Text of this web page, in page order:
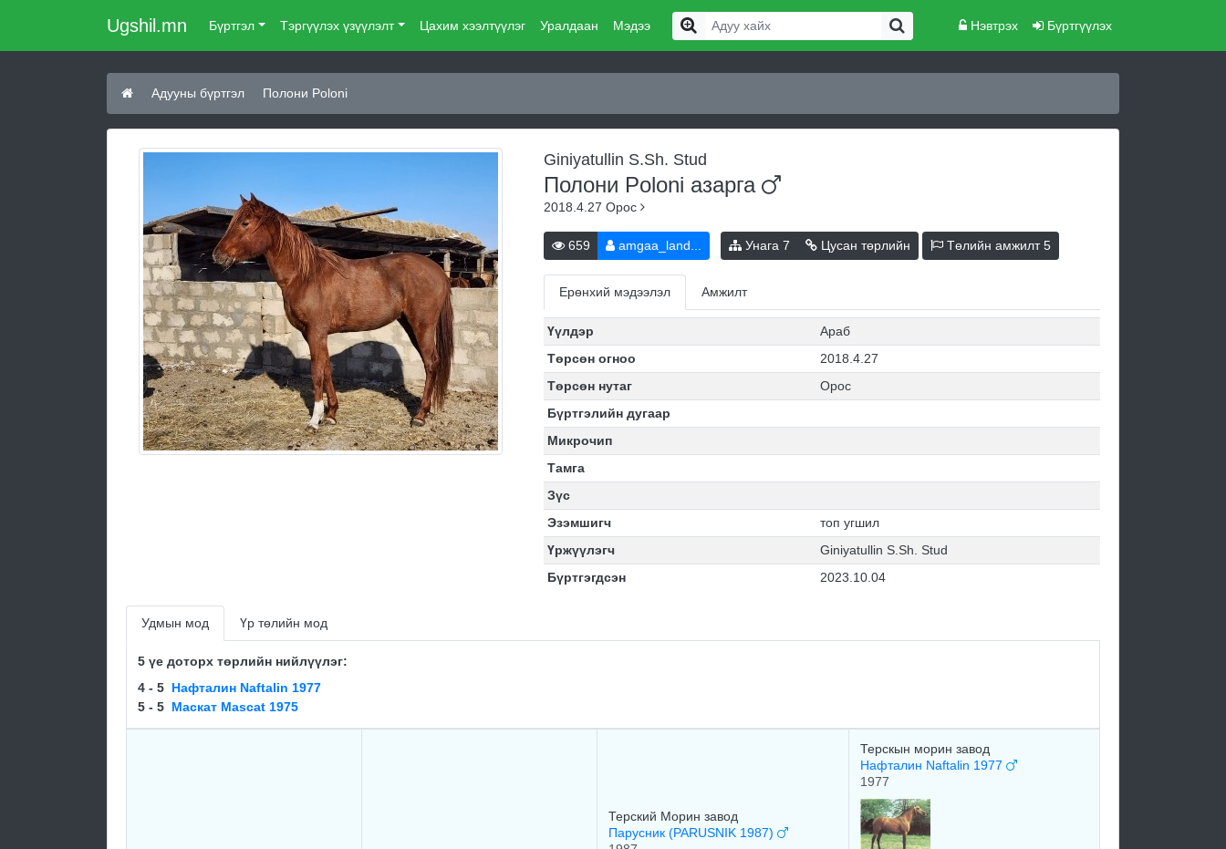
Ugshil.mn Бүртгэл Тэргүүлэх үзүүлэлт Цахим хээлтүүлэг Уралдаан Мэдээ Нэвтрэх Бүртгүүлэх
Адууны бүртгэл Полони Poloni
Giniyatullin S.Sh. Stud
Полони Poloni азарга
2018.4.27 Орос
659 amgaa_land... Унага 7 Цусан төрлийн Төлийн амжилт5
Ерөнхий мэдээлэл Амжилт
Үүлдэр
Араб
Төрсөн огноо
2018.4.27
Төрсөн нутаг
Орос
Бүртгэлийн дугаар
Микрочип
Тамга
Зүс
Эзэмшигч
топ угшил
Үржүүлэгч
Giniyatullin S.Sh. Stud
Бүртгэгдсэн
2023.10.04
Удмын мод Үр төлийн мод
5 үе доторх төрлийн нийлүүлэг:
4 - 5 Нафталин Naftalin 1977
5 - 5 Маскат Mascat 1975
Терский Морин завод
Парусник (PARUSNIK 1987)
Терскын морин завод
Нафталин Naftalin 1977
1977